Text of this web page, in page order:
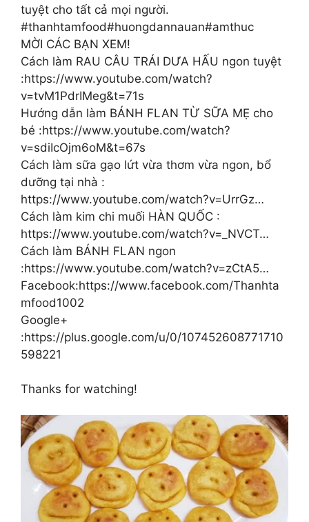
tuyệt cho tất cả mọi người.
#thanhtamfood#huongdannauan#amthuc
MỜI CÁC BẠN XEM!
Cách làm RAU CÂU TRÁI DƯA HẤU ngon tuyệt
:https://www.youtube.com/watch?
v=tvM1PdrIMeg&t=71s
Hướng dẫn làm BÁNH FLAN TỪ SỮA MẸ cho
bé :https://www.youtube.com/watch?
v=sdiIcOjm6oM&t=67s
Cách làm sữa gạo lứt vừa thơm vừa ngon, bổ
dưỡng tại nhà :
https://www.youtube.com/watch?v=UrrGz…
Cách làm kim chi muối HÀN QUỐC :
https://www.youtube.com/watch?v=_NVCT…
Cách làm BÁNH FLAN ngon
:https://www.youtube.com/watch?v=zCtA5…
Facebook:https://www.facebook.com/Thanhta
mfood1002
Google+
:https://plus.google.com/u/0/107452608771710
598221
Thanks for watching!